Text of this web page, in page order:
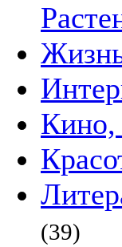
Кино,
(39)